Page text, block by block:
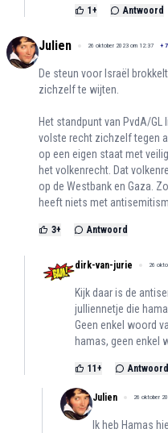
1 + Antwoord
Julien 26 oktober 2023 om 12:37 +
De steun voor Israël
zichzelf te wijten.
Het standpunt van PvdA/
volste recht zichzelf tegen
op een eigen staat met
het volkenrecht. Dat
op de Westbank en Gaza.
heeft niets met
3+ Antwoord
dirk-van-jurie 26
Kijk daar is de
julliennetje die
Geen enkel woord
hamas, geen enkel
11 + Antwoord
Julien 26 oktober
Ik heb Hamas